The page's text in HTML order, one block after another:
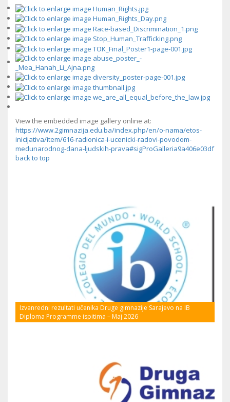
View the embedded image gallery online at:
https://www.2gimnazija.edu.ba/index.php/en/o-nama/etos-
inicijativa/item/616-radionica-i-ucenicki-radovi-povodom-
medunarodnog-dana-ljudskih-prava#sigProGalleria9a406e03df
back to top
Izvanredni rezultati učenika Druge gimnazije Sarajevo na IB
Diploma Programme ispitima – Maj 2026